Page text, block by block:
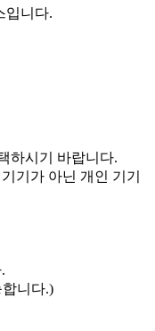
입니다.
하시기 바랍니다.
기가 아닌 개인 기기
니다.)